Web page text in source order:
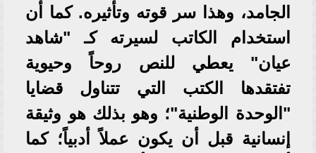
الجامد، وهذا سر قوته وتأثيره. كما أن
استخدام الكاتب لسيرته كـ "شاهد
عيان" يعطي للنص روحاً وحيوية
تفتقدها الكتب التي تتناول قضايا
"الوحدة الوطنية"؛ وهو بذلك هو وثيقة
إنسانية قبل أن يكون عملاً أدبياً؛ كما